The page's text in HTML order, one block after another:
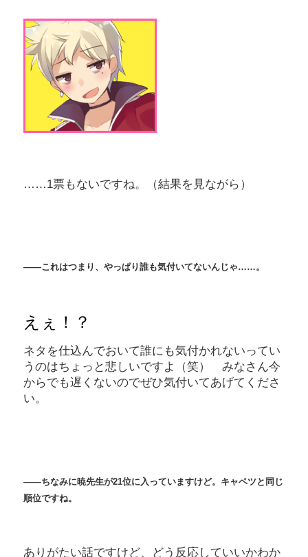
……1票もないですね。（結果を見ながら）
――これはつまり、やっぱり誰も気付いてないんじゃ……。
えぇ！？
ネタを仕込んでおいて誰にも気付かれないってい
うのはちょっと悲しいですよ（笑） みなさん今
からでも遅くないのでぜひ気付いてあげてくださ
い。
――ちなみに暁先生が21位に入っていますけど。キャベツと同じ
順位ですね。
ありがたい話ですけど、どう反応していいかわか